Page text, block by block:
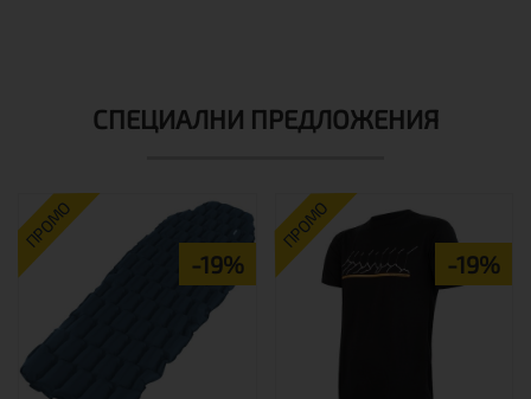
СПЕЦИАЛНИ ПРЕДЛОЖЕНИЯ
ПРОМО
-19%
ПРОМО
-19%